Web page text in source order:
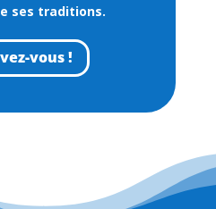
ses traditions.
vous !